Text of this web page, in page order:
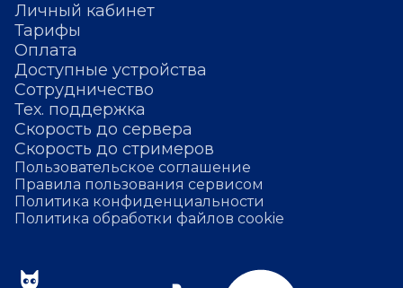
Личный кабинет
Тарифы
Оплата
Доступные устройства
Сотрудничество
Тех. поддержка
Скорость до сервера
Скорость до стримеров
Пользовательское соглашение
Правила пользования сервисом
Политика конфиденциальности
Политика обработки файлов cookie